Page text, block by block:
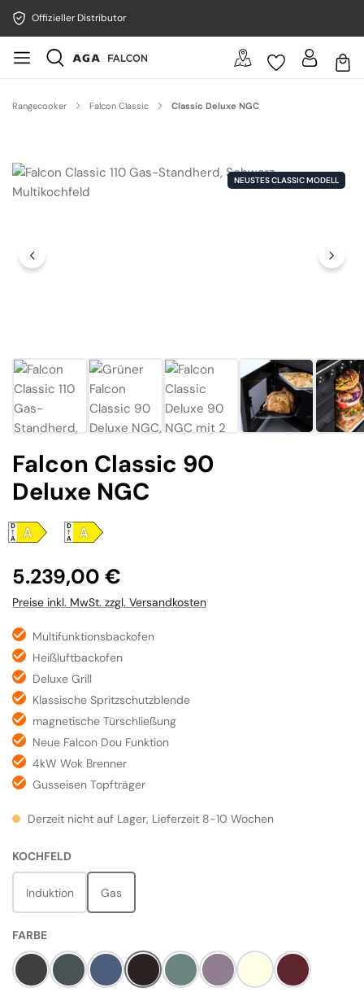
Offizieller Distributor
Rangecooker Falcon Classic Classic Deluxe NGC
Bildergalerie überspringen
NEUSTES CLASSIC MODELL
Falcon Classic 90
Deluxe NGC
Regulärer Preis:
5.239,00 €
Preise inkl. MwSt. zzgl. Versandkosten
Multifunktionsbackofen
Heißluftbackofen
Deluxe Grill
Klassische Spritzschutzblende
magnetische Türschließung
Neue Falcon Dou Funktion
4kW Wok Brenner
Gusseisen Topfträger
Derzeit nicht auf Lager, Lieferzeit 8-10 Wochen
KOCHFELDAUSWÄHLEN
Induktion Gas
FARBEAUSWÄHLEN
Charcoal Black
Slate Stone BlueBlack Mineral Green
Heather Pale CreamBordeaux Rot